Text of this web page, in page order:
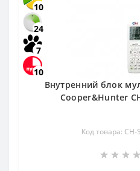
10
24
7
10
Внутренний блок
Cooper&Hunter
Код товара: CH-